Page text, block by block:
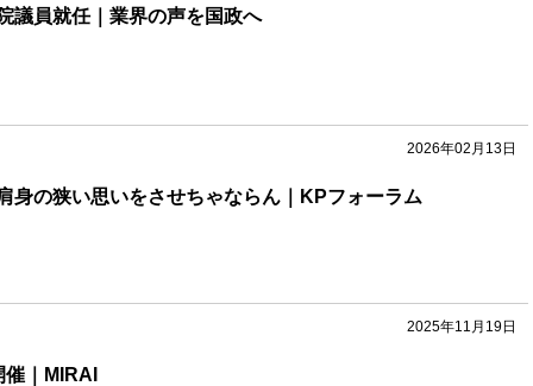
議員就任｜業界の声を国政へ
2026年02月13日
身の狭い思いをさせちゃならん｜KPフォーラム
2025年11月19日
｜MIRAI